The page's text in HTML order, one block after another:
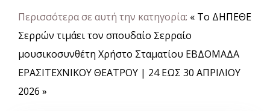
Περισσότερα σε αυτή την κατηγορία: « Το ΔΗΠΕΘΕ
Σερρών τιμάει τον σπουδαίο Σερραίο
μουσικοσυνθέτη Χρήστο Σταματίου ΕΒΔΟΜΑΔΑ
ΕΡΑΣΙΤΕΧΝΙΚΟΥ ΘΕΑΤΡΟΥ | 24 ΕΩΣ 30 ΑΠΡΙΛΙΟΥ
2026 »